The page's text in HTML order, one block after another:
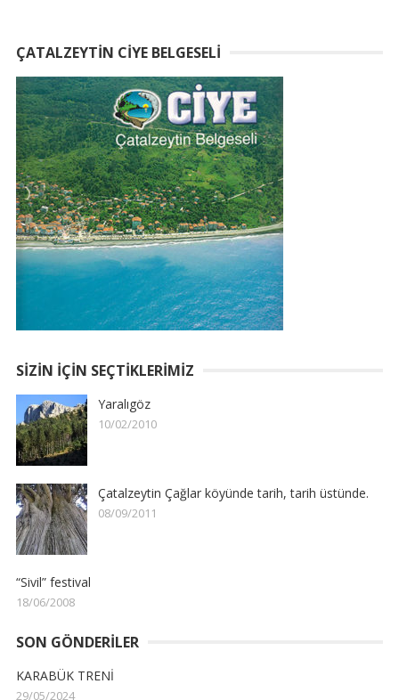
ÇATALZEYTIN CIYE BELGESELI
SIZIN İÇIN SEÇTIKLERIMIZ
Yaralıgöz
10/02/2010
Çatalzeytin Çağlar köyünde tarih, tarih üstünde.
08/09/2011
“Sivil” festival
18/06/2008
SON GÖNDERILER
KARABÜK TRENİ
29/05/2024